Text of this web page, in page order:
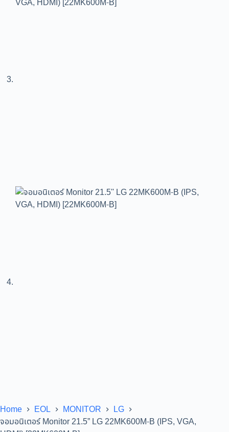
Home EOL MONITOR
LG
จอมอนิเตอร์ Monitor 21.5” LG 22MK600M-B (IPS, VGA,